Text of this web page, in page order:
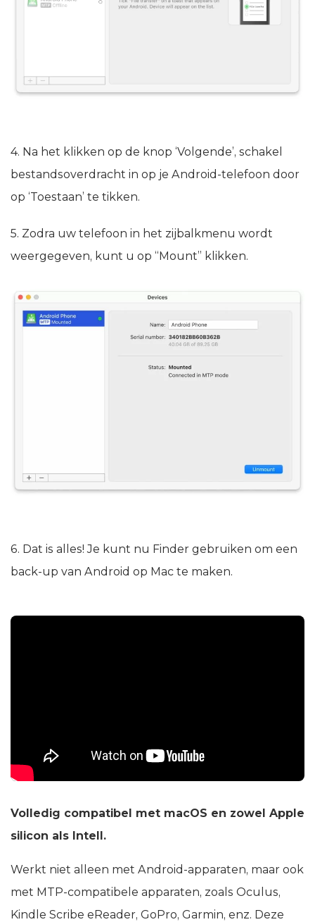
4. Na het klikken op de knop ‘Volgende’, schakel
bestandsoverdracht in op je Android-telefoon door
op ‘Toestaan’ te tikken.
5. Zodra uw telefoon in het zijbalkmenu wordt
weergegeven, kunt u op “Mount” klikken.
6. Dat is alles! Je kunt nu Finder gebruiken om een
back-up van Android op Mac te maken.
Volledig compatibel met macOS en zowel Apple
silicon als Intell.
Werkt niet alleen met Android-apparaten, maar ook
met MTP-compatibele apparaten, zoals Oculus,
Kindle Scribe eReader, GoPro, Garmin, enz. Deze